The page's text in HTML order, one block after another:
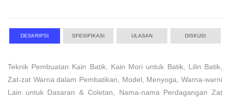
DESKRIPSI SPESIFIKASI ULASAN DISKUSI
Teknik Pembuatan Kain Batik, Kain Mori untuk Batik, Lilin Batik,
Zat-zat Warna dalam Pembatikan, Model, Menyoga, Warna-warni
Lain untuk Dasaran & Coletan, Nama-nama Perdagangan Zat